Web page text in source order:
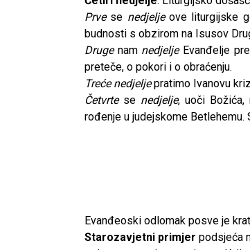
Prvese nedjeljeove liturgijske
budnosti s obzirom na Isusov
Drugenam nedjeljeEvanđelje
preteče, o pokori i o obraćenju.
Treće nedjeljepratimo Ivanovu
Četvrtese nedjelje, uoči Božića,
rođenje u judejskome
Evanđeoski odlomak posve je
Starozavjetni primjer podsjeća
CNAK